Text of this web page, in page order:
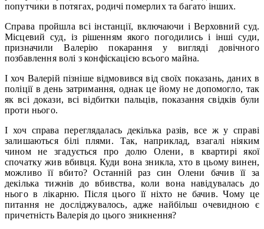
попутчики в потягах, родичі померлих та багато інших.
Справа пройшла всі інстанції, включаючи і Верховний суд.
Місцевий суд, із рішенням якого погодились і інші суди,
призначили Валерію покарання у вигляді довічного
позбавлення волі з конфіскацією всього майна.
І хоч Валерій пізніше відмовився від своїх показань, даних в
поліції в день затримання, однак це йому не допомогло, так
як всі докази, всі відбитки пальців, показання свідків були
проти нього.
І хоч справа переглядалась декілька разів, все ж у справі
залишаються білі плями. Так, наприклад, взагалі ніяким
чином не згадується про долю Олени, в квартирі якої
спочатку жив вбивця. Куди вона зникла, хто в цьому винен,
можливо її вбито? Останній раз син Олени бачив її за
декілька тижнів до вбивства, коли вона навідувалась до
нього в лікарню. Після цього її ніхто не бачив. Чому це
питання не досліджувалось, адже найбільш очевидною є
причетність Валерія до цього зникнення?